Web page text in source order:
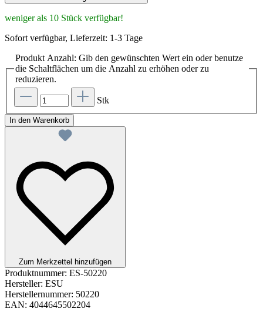
weniger als 10 Stück verfügbar!
Sofort verfügbar, Lieferzeit: 1-3 Tage
Produkt Anzahl: Gib den gewünschten Wert ein oder benutze
die Schaltflächen um die Anzahl zu erhöhen oder zu
reduzieren.
Stk
In den Warenkorb
Zum Merkzettel hinzufügen
Produktnummer: ES-50220
Hersteller: ESU
Herstellernummer: 50220
EAN: 4044645502204